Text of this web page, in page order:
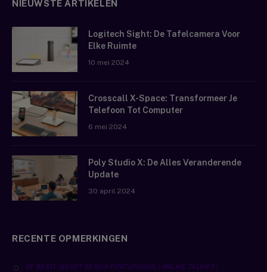
NIEUWSTE ARTIKELEN
Logitech Sight: De Tafelcamera Voor
Elke Ruimte
10 mei 2024
Crosscall X-Space: Transformeer Je
Telefoon Tot Computer
6 mei 2024
Poly Studio X: De Alles Veranderende
Update
30 april 2024
RECENTE OPMERKINGEN
DE BESTE GROOT BEREIK PORTOFOONS | WALKIE TALKIES |